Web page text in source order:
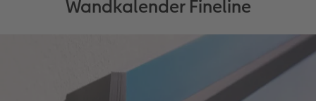
Wandkalender Fineline